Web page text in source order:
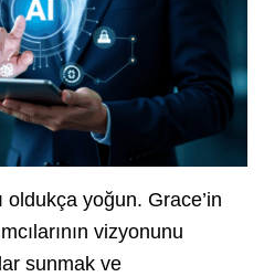
oldukça yoğun. Grace’in
vizyonunu
sunmak ve